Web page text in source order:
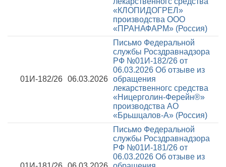
«КЛОПИДОГРЕЛ»
производства ООО
«ПРАНАФАРМ» (Россия)
01И-182/26 06.03.2026
Письмо Федеральной
службы Росздравнадзора
РФ №01И-182/26 от
06.03.2026 Об отзыве из
обращения
лекарственногс средства
«Ницерголин-Ферейн®»
производства АО
«Брьшцалов-А» (Россия)
Письмо Федеральной
службы Росздравнадзора
РФ №01И-181/26 от
06.03.2026 Об отзыве из